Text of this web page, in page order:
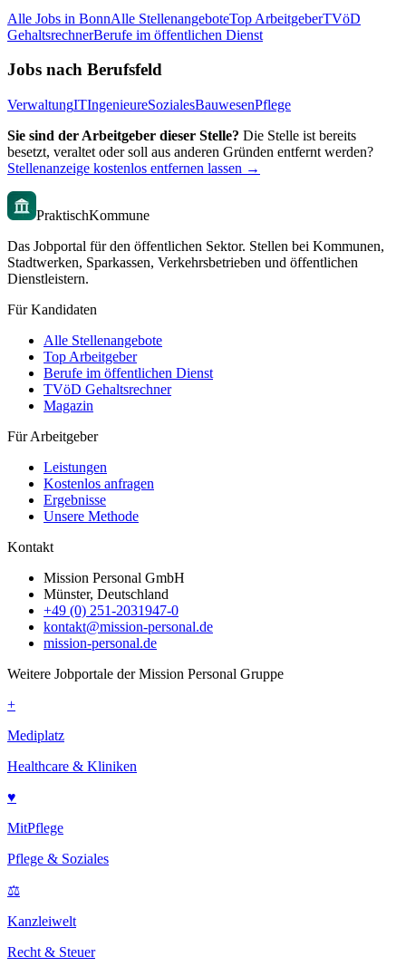
Alle Jobs in BonnAlle StellenangeboteTop ArbeitgeberTVöD
GehaltsrechnerBerufe im öffentlichen Dienst
Jobs nach Berufsfeld
VerwaltungITIngenieureSozialesBauwesenPflege
Sie sind der Arbeitgeber dieser Stelle? Die Stelle ist bereits
besetzt, veraltet oder soll aus anderen Gründen entfernt werden?
Stellenanzeige kostenlos entfernen lassen →
PraktischKommune
Das Jobportal für den öffentlichen Sektor. Stellen bei Kommunen,
Stadtwerken, Sparkassen, Verkehrsbetrieben und öffentlichen
Dienstleistern.
Für Kandidaten
Alle Stellenangebote
Top Arbeitgeber
Berufe im öffentlichen Dienst
TVöD Gehaltsrechner
Magazin
Für Arbeitgeber
Leistungen
Kostenlos anfragen
Ergebnisse
Unsere Methode
Kontakt
Mission Personal GmbH
Münster, Deutschland
+49 (0) 251-2031947-0
kontakt@mission-personal.de
mission-personal.de
Weitere Jobportale der Mission Personal Gruppe
+
Mediplatz
Healthcare & Kliniken
♥
MitPflege
Pflege & Soziales
⚖
Kanzleiwelt
Recht & Steuer